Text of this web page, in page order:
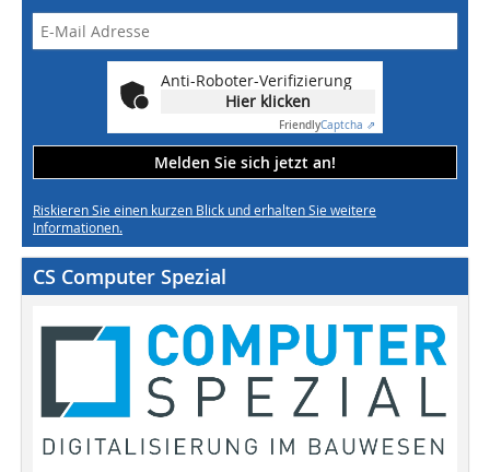
Anti-Roboter-Verifizierung
Hier klicken
FriendlyCaptcha ⇗
Melden Sie sich jetzt an!
Riskieren Sie einen kurzen Blick und erhalten Sie weitere
Informationen.
CS Computer Spezial